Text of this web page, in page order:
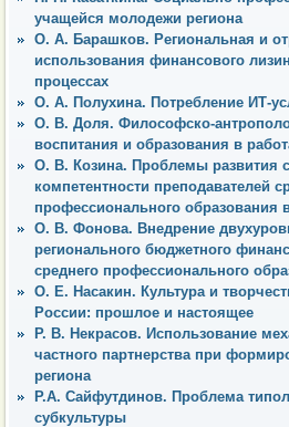
учащейся молодежи региона
О. А. Барашков. Региональная и
использования финансового
процессах
О. А. Полухина. Потребление ИТ-
О. В. Доля. Философско-
воспитания и образования в
О. В. Козина. Проблемы развития
компетентности преподавателей
профессионального образования
О. В. Фонова. Внедрение
регионального бюджетного
среднего профессионального
О. Е. Насакин. Культура и
России: прошлое и настоящее
Р. В. Некрасов. Использование
частного партнерства при
региона
Р.А. Сайфутдинов. Проблема
субкультуры